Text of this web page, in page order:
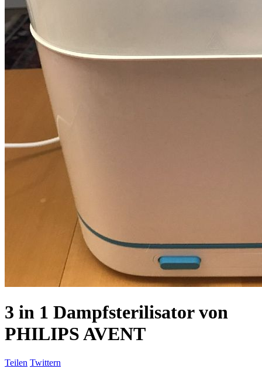
3 in 1 Dampfsterilisator von
PHILIPS AVENT
Teilen Twittern